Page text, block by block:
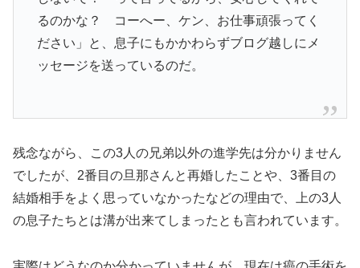
るのかな？ コーへー、ケン、お仕事頑張ってく
ださい」と、息子にもかかわらずブログ越しにメ
ッセージを送っているのだ。
残念ながら、この3人の兄弟以外の進学先は分かりません
でしたが、2番目の旦那さんと再婚したことや、3番目の
結婚相手をよく思っていなかったなどの理由で、上の3人
の息子たちとは溝が出来てしまったとも言われています。